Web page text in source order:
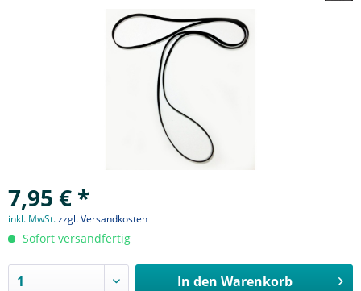
7,95 € *
inkl. MwSt.zzgl. Versandkosten
Sofort versandfertig
In den Warenkorb